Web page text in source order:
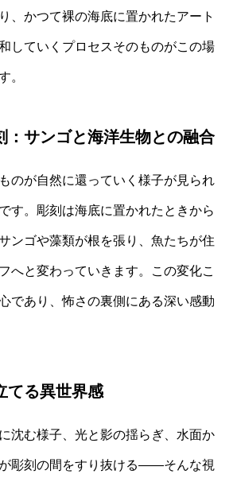
、かつて裸の海底に置かれたアート
していくプロセスそのものがこの場
。
：サンゴと海洋生物との融合
のが自然に還っていく様子が見られ
す。彫刻は海底に置かれたときから
ンゴや藻類が根を張り、魚たちが住
へと変わっていきます。この変化こ
であり、怖さの裏側にある深い感動
てる異世界感
沈む様子、光と影の揺らぎ、水面か
彫刻の間をすり抜ける――そんな視